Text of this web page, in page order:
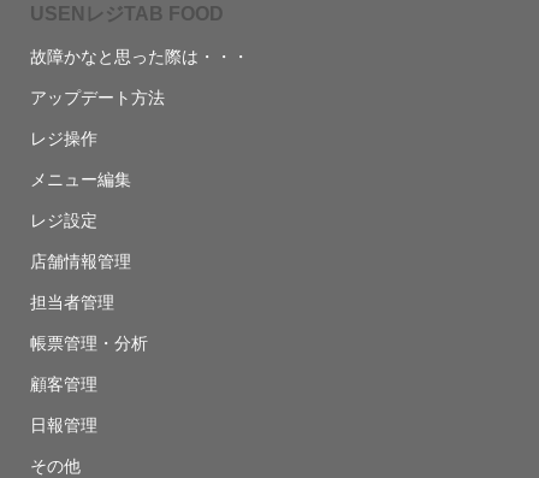
USENレジTAB FOOD
故障かなと思った際は・・・
アップデート方法
レジ操作
メニュー編集
レジ設定
店舗情報管理
担当者管理
帳票管理・分析
顧客管理
日報管理
その他